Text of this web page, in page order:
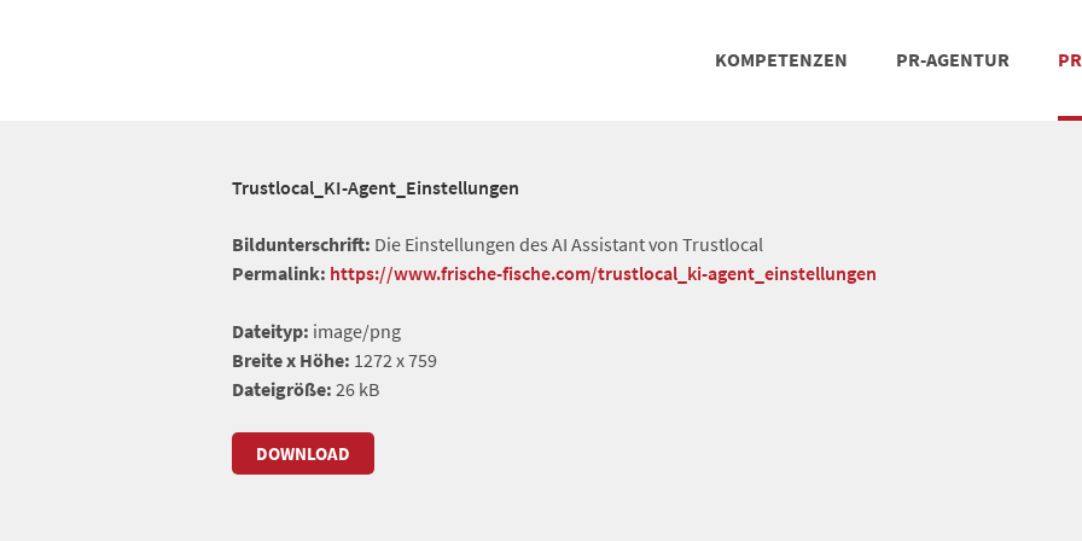
KOMPETENZEN PR-AGENTUR
Trustlocal_KI-Agent_Einstellungen
Bildunterschrift: Die Einstellungen des AI Assistant von Trustlocal
Permalink: https://www.frische-fische.com/trustlocal_ki-agent_einstellungen
Dateityp: image/png
Breite x Höhe: 1272 x 759
Dateigröße: 26 kB
DOWNLOAD